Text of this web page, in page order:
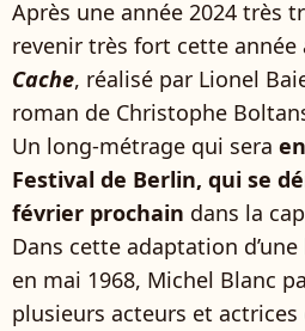
Après une année 2024 très
revenir très fort cette année
Cache, réalisé par Lionel
roman de Christophe
Un long-métrage qui sera
Festival de Berlin, qui se
février prochain dans la
Dans cette adaptation
en mai 1968, Michel Blanc
plusieurs acteurs et actrices